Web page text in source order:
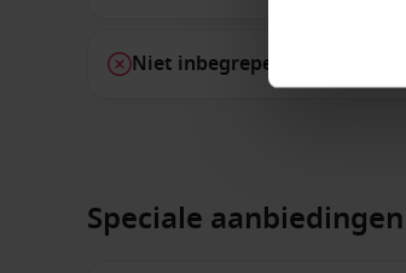
Niet inbegrepen diensten
Speciale aanbiedingen